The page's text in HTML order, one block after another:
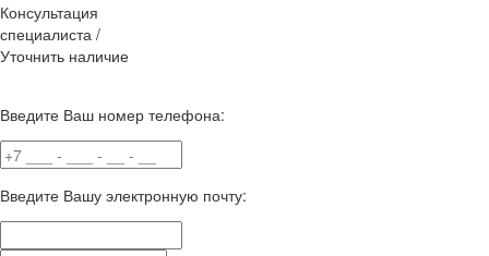
Консультация
специалиста /
Уточнить наличие
Введите Ваш номер телефона:
Введите Вашу электронную почту: